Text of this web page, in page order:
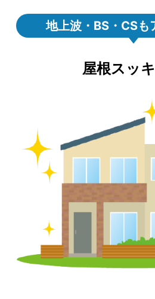
地上波・BS・CSも
屋根スッ